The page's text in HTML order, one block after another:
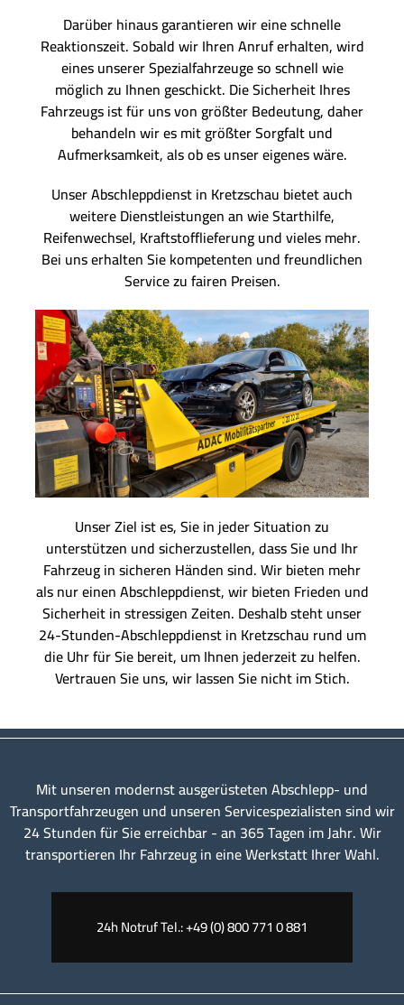
Darüber hinaus garantieren wir eine schnelle
Reaktionszeit. Sobald wir Ihren Anruf erhalten, wird
eines unserer Spezialfahrzeuge so schnell wie
möglich zu Ihnen geschickt. Die Sicherheit Ihres
Fahrzeugs ist für uns von größter Bedeutung, daher
behandeln wir es mit größter Sorgfalt und
Aufmerksamkeit, als ob es unser eigenes wäre.
Unser Abschleppdienst in Kretzschau bietet auch
weitere Dienstleistungen an wie Starthilfe,
Reifenwechsel, Kraftstofflieferung und vieles mehr.
Bei uns erhalten Sie kompetenten und freundlichen
Service zu fairen Preisen.
Unser Ziel ist es, Sie in jeder Situation zu
unterstützen und sicherzustellen, dass Sie und Ihr
Fahrzeug in sicheren Händen sind. Wir bieten mehr
als nur einen Abschleppdienst, wir bieten Frieden und
Sicherheit in stressigen Zeiten. Deshalb steht unser
24-Stunden-Abschleppdienst in Kretzschau rund um
die Uhr für Sie bereit, um Ihnen jederzeit zu helfen.
Vertrauen Sie uns, wir lassen Sie nicht im Stich.
Mit unseren modernst ausgerüsteten Abschlepp- und
Transportfahrzeugen und unseren Servicespezialisten sind wir
24 Stunden für Sie erreichbar - an 365 Tagen im Jahr. Wir
transportieren Ihr Fahrzeug in eine Werkstatt Ihrer Wahl.
24h Notruf Tel.: +49 (0) 800 771 0 881